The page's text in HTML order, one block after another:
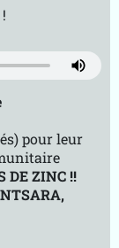
pour leur
DE ZINC !!